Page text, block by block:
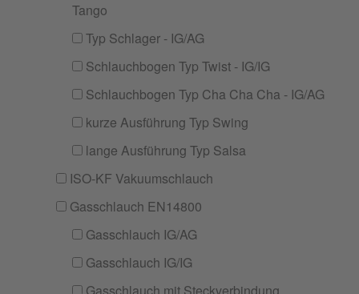
Tango
Typ Schlager - IG/AG
Schlauchbogen Typ Twist - IG/IG
Schlauchbogen Typ Cha Cha Cha - IG/AG
kurze Ausführung Typ Swing
lange Ausführung Typ Salsa
ISO-KF Vakuumschlauch
Gasschlauch EN14800
Gasschlauch IG/AG
Gasschlauch IG/IG